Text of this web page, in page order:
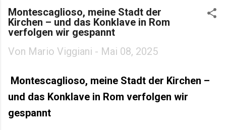
Montescaglioso, meine Stadt der
Kirchen – und das Konklave in Rom
verfolgen wir gespannt
Von Mario Viggiani - Mai 08, 2025
Montescaglioso, meine Stadt der Kirchen –
und das Konklave in Rom verfolgen wir
gespannt